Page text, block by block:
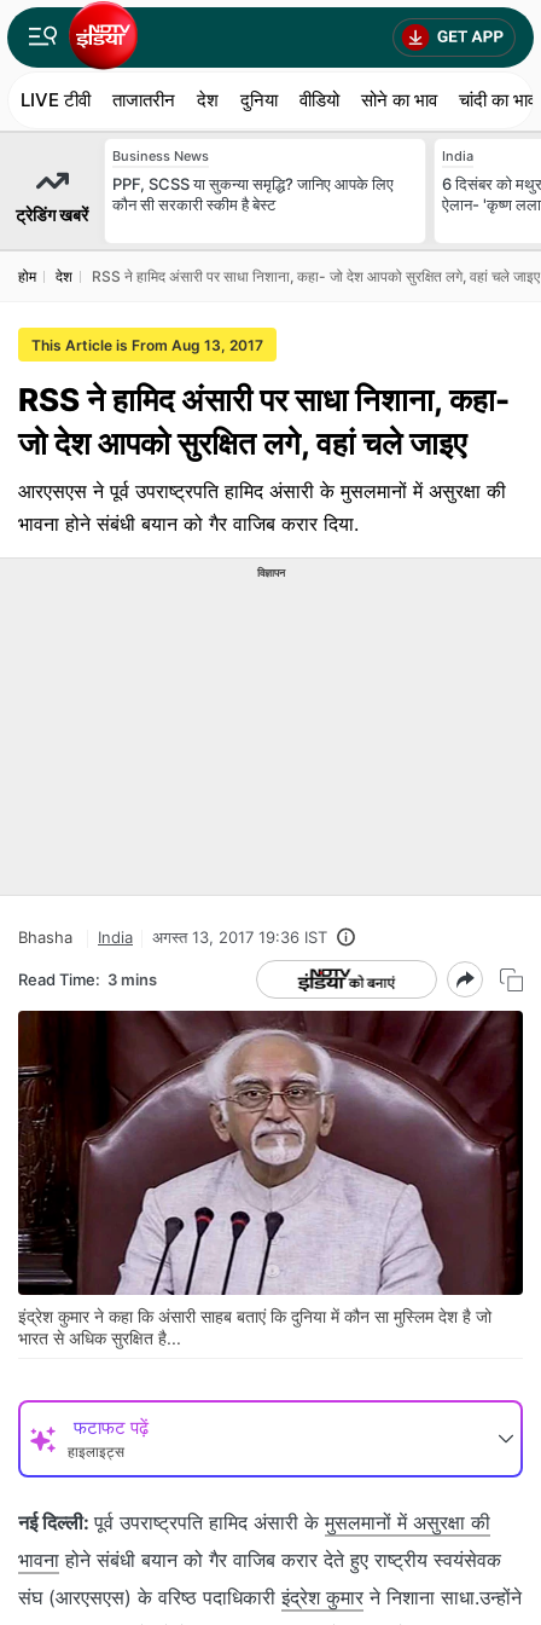
LIVE टीवी ताजातरीन देश दुनिया वीडियो सोने का भाव चांदी का भाव
ट्रेडिंग खबरें
Business News
PPF, SCSS या सुकन्या समृद्धि? जानिए आपके लिए
कौन सी सरकारी स्कीम है बेस्ट
India
6 दिसंबर को
ऐलान- 'कृष्ण लला
होम देश RSS ने हामिद अंसारी पर साधा निशाना, कहा- जो देश आपको सुरक्षित लगे, वहां चले जाइए
This Article is From Aug 13, 2017
RSS ने हामिद अंसारी पर साधा निशाना, कहा-
जो देश आपको सुरक्षित लगे, वहां चले जाइए
आरएसएस ने पूर्व उपराष्ट्रपति हामिद अंसारी के मुसलमानों में असुरक्षा की
भावना होने संबंधी बयान को गैर वाजिब करार दिया.
विज्ञापन
Bhasha India अगस्त 13, 2017 19:36 IST
Read Time: 3 mins
इंद्रेश कुमार ने कहा कि अंसारी साहब बताएं कि दुनिया में कौन सा मुस्लिम देश है जो
भारत से अधिक सुरक्षित है...
फटाफट पढ़ें
हाइलाइट्स
नई दिल्ली: पूर्व उपराष्ट्रपति हामिद अंसारी केमुसलमानों में असुरक्षा की
भावना होने संबंधी बयान को गैर वाजिब करार देते हुए राष्ट्रीय स्वयंसेवक
संघ (आरएसएस) के वरिष्ठ पदाधिकारीइंद्रेश कुमार ने निशाना साधा.उन्होंने